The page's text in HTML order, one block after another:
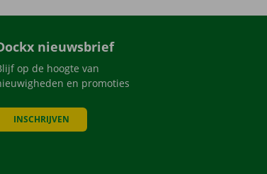
nieuwsbrief
op de hoogte van
en promoties
INSCHRIJVEN